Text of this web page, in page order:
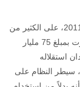
سيطر نظام البشير خلال عقد النفط، من 1999 إلى 2011، على الكثير من
إيرادات السودان والتي نتجت عن أموال النفط، وقُدرت بمبلغ 75 مليار
السودان استقلاله
من النفط، سيطر النظام على